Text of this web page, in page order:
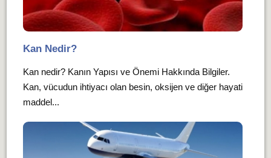
Kan Nedir?
Kan nedir? Kanın Yapısı ve Önemi Hakkında Bilgiler.
Kan, vücudun ihtiyacı olan besin, oksijen ve diğer hayati
maddel...